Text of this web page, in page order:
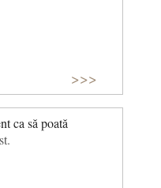
>>>
ca să poată